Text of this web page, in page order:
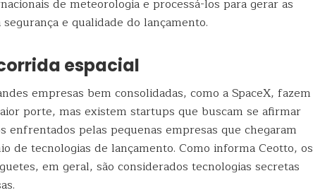
de meteorologia e processá-los para gerar as
e qualidade do lançamento.
espacial
empresas bem consolidadas, como a SpaceX, fazem
porte, mas existem startups que buscam se afirmar
enfrentados pelas pequenas empresas que chegaram
de tecnologias de lançamento. Como informa Ceotto, os
em geral, são considerados tecnologias secretas